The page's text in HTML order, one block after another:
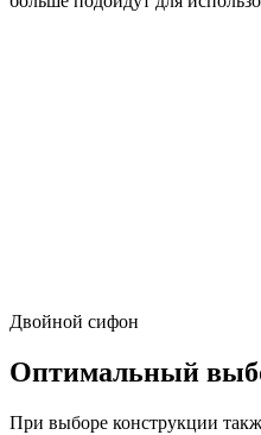
Двойной сифон
Оптимальный
При выборе конструкции